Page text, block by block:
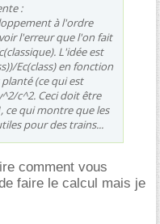
:
à l'ordre
l'erreur que l'on fait
L'idée est
Ec(class) en fonction
(ce qui est
c^2. Ceci doit être
ce qui montre que les
pour des trains...
comment vous
faire le calcul mais je